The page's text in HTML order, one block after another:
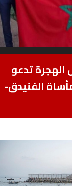
الهجرة تدعو
الفنيدق-